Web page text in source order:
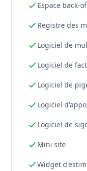
Espace back-
Registre des
Logiciel de
Logiciel de
Logiciel de
Logiciel
Logiciel de
Mini site
Widget